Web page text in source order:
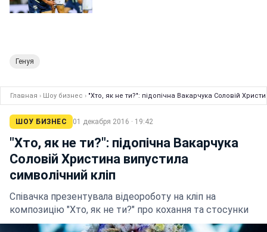
Генуя
Главная › Шоу бизнес › "Хто, як не ти?": підопічна Вакарчука Соловій
ШОУ БИЗНЕС 01 декабря 2016 · 19:42
"Хто, як не ти?": підопічна Вакарчука
Соловій Христина випустила
символічний кліп
Співачка презентувала відеороботу на кліп на
композицію "Хто, як не ти?" про кохання та стосунки